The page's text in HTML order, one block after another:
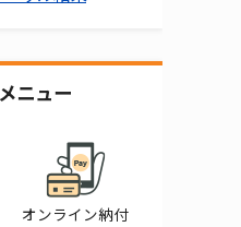
ニュー
オンライン納付